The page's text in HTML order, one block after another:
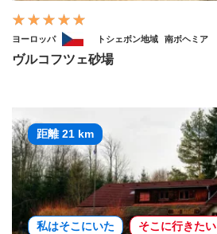
ヨーロッパ トシェボン地域 南ボヘミア
ヴルコフツェ砂場
距離 21 km
私はそこにいた そこに行きたい